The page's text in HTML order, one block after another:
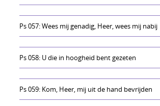
Ps 057: Wees mij genadig, Heer, wees mij nabij
Ps 058: U die in hoogheid bent gezeten
Ps 059: Kom, Heer, mij uit de hand bevrijden